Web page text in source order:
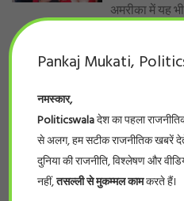
अमरीका में यह
समर्थकों में इस
की सूची देखिये
BYPOLITICSWALA/
#politicswala
बाद आखिर
Pankaj Mukati,
नमस्कार,
Politicswalaदेश का पहला
से अलग, हम सटीक राजनीतिक खबरें
दुनिया की राजनीति, विश्लेषण और
नहीं,तसल्ली से मुकम्मल कामकरते हैं।